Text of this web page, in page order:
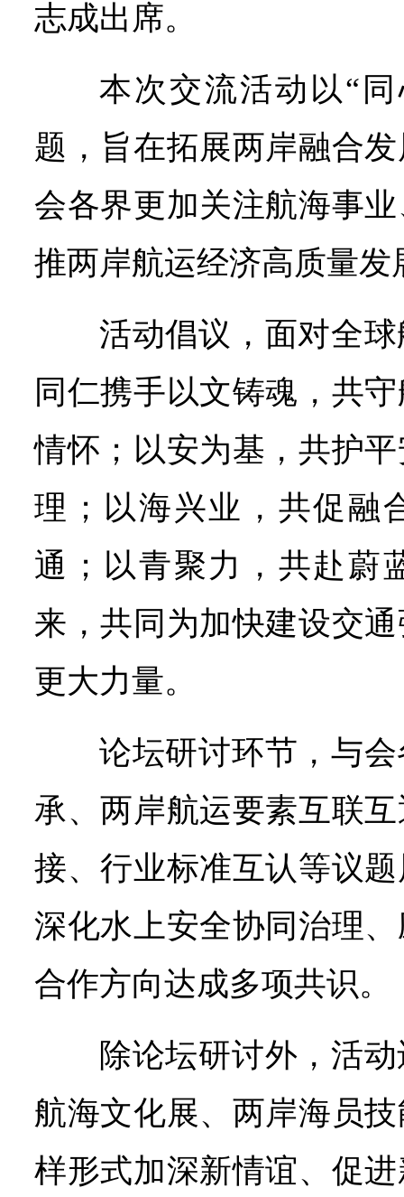
志成出席。
本次交流活动以“
题，旨在拓展两岸融合
会各界更加关注航海事
推两岸航运经济高质量发
活动倡议，面对全
同仁携手以文铸魂，共
情怀；以安为基，共护
理；以海兴业，共促融
通；以青聚力，共赴蔚
来，共同为加快建设交
更大力量。
论坛研讨环节，与
承、两岸航运要素互联
接、行业标准互认等议
深化水上安全协同治理
合作方向达成多项共识。
除论坛研讨外，活
航海文化展、两岸海员
样形式加深新情谊、促